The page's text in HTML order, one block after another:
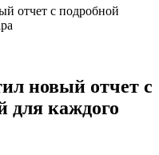
отчет с подробной
новый отчет с
для каждого